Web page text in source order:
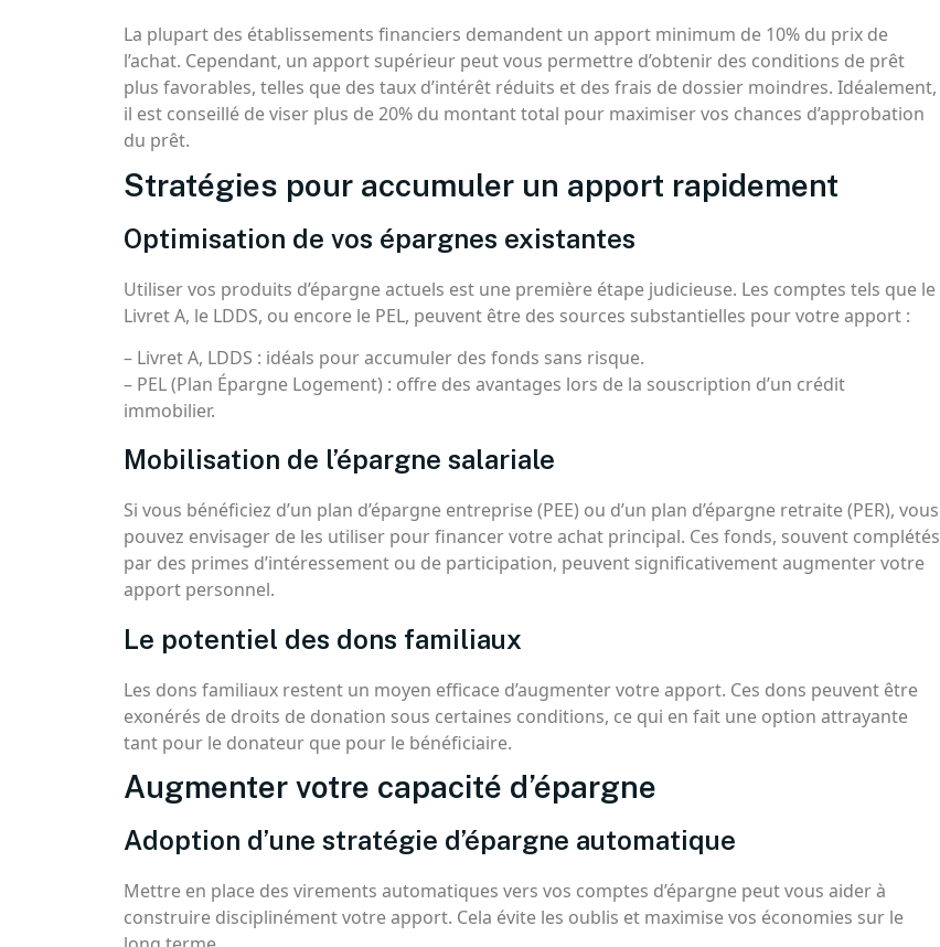
La plupart des établissements financiers demandent un apport minimum de 10% du prix de
l’achat. Cependant, un apport supérieur peut vous permettre d’obtenir des conditions de prêt
plus favorables, telles que des taux d’intérêt réduits et des frais de dossier moindres. Idéalement,
il est conseillé de viser plus de 20% du montant total pour maximiser vos chances d’approbation
du prêt.
Stratégies pour accumuler un apport rapidement
Optimisation de vos épargnes existantes
Utiliser vos produits d’épargne actuels est une première étape judicieuse. Les comptes tels que le
Livret A, le LDDS, ou encore le PEL, peuvent être des sources substantielles pour votre apport :
– Livret A, LDDS : idéals pour accumuler des fonds sans risque.
– PEL (Plan Épargne Logement) : offre des avantages lors de la souscription d’un crédit
immobilier.
Mobilisation de l’épargne salariale
Si vous bénéficiez d’un plan d’épargne entreprise (PEE) ou d’un plan d’épargne retraite (PER), vous
pouvez envisager de les utiliser pour financer votre achat principal. Ces fonds, souvent complétés
par des primes d’intéressement ou de participation, peuvent significativement augmenter votre
apport personnel.
Le potentiel des dons familiaux
Les dons familiaux restent un moyen efficace d’augmenter votre apport. Ces dons peuvent être
exonérés de droits de donation sous certaines conditions, ce qui en fait une option attrayante
tant pour le donateur que pour le bénéficiaire.
Augmenter votre capacité d’épargne
Adoption d’une stratégie d’épargne automatique
Mettre en place des virements automatiques vers vos comptes d’épargne peut vous aider à
construire disciplinément votre apport. Cela évite les oublis et maximise vos économies sur le